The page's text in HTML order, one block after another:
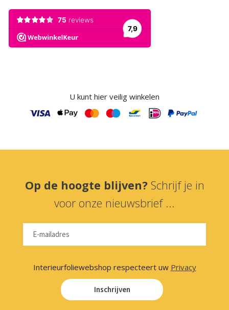
U kunt hier veilig winkelen
Op de hoogte blijven? Schrijf je in
voor onze nieuwsbrief ...
Interieurfoliewebshop respecteert uw Privacy
Inschrijven